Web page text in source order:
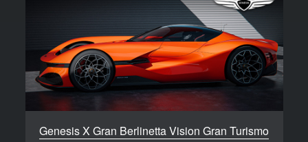
Genesis X Gran Berlinetta Vision Gran Turismo